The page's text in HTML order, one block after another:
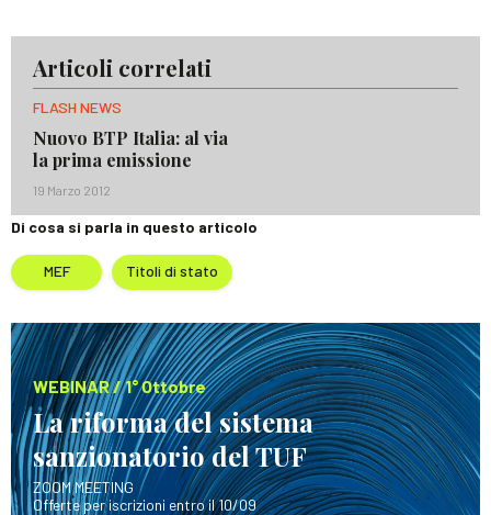
Articoli correlati
FLASH NEWS
Nuovo BTP Italia: al via
la prima emissione
19 Marzo 2012
Di cosa si parla in questo articolo
MEF Titoli di stato
WEBINAR / 1° Ottobre
La riforma del sistema
sanzionatorio del TUF
ZOOM MEETING
Offerte per iscrizioni entro il 10/09